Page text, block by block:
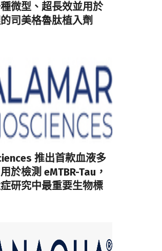
微型、超長效並用於
司美格魯肽植入劑
推出首款血液多
於檢測 eMTBR-Tau，
研究中最重要生物標